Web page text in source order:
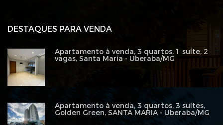
DESTAQUES PARA VENDA
Apartamento à venda, 3 quartos, 1 suíte, 2
vagas, Santa Maria - Uberaba/MG
Apartamento à venda, 3 quartos, 3 suítes,
Golden Green, SANTA MARIA - Uberaba/MG